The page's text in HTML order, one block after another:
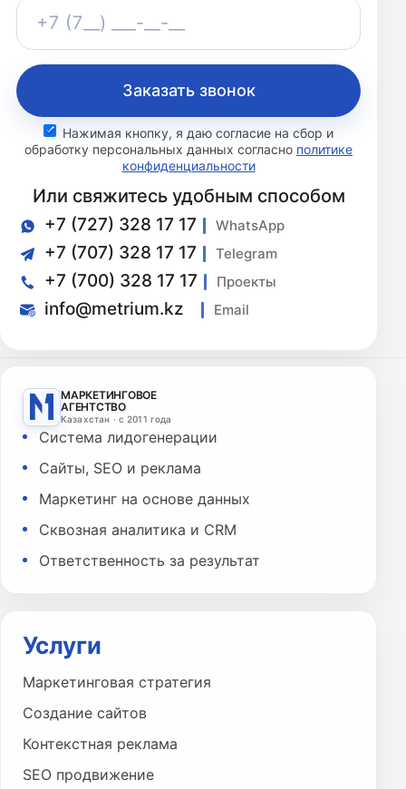
+7 (7__) ___-__-__
Заказать звонок
Нажимая кнопку, я даю согласие на сбор и
обработку персональных данных согласно политике
конфиденциальности
Или свяжитесь удобным способом
+7 (727) 328 17 17 WhatsApp
+7 (707) 328 17 17 Telegram
+7 (700) 328 17 17 Проекты
info@metrium.kz Email
МАРКЕТИНГОВОЕ
АГЕНТСТВО
Казахстан · с 2011 года
Система лидогенерации
Сайты, SEO и реклама
Маркетинг на основе данных
Сквозная аналитика и CRM
Ответственность за результат
Услуги
Маркетинговая стратегия
Создание сайтов
Контекстная реклама
SEO продвижение